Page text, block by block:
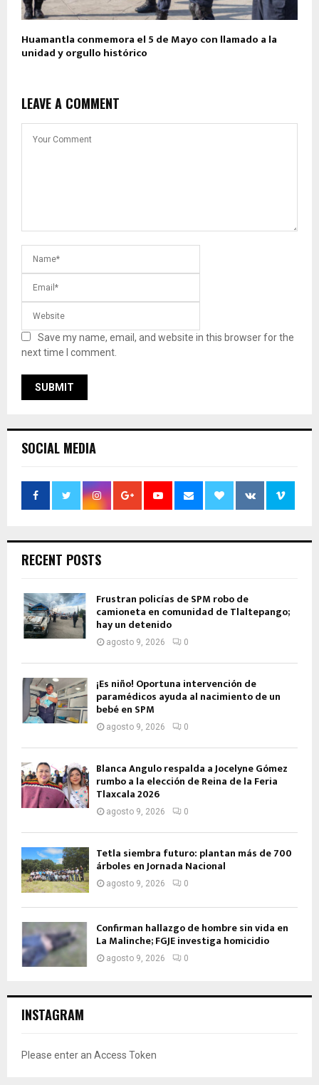
Huamantla conmemora el 5 de Mayo con llamado a la
unidad y orgullo histórico
LEAVE A COMMENT
Save my name, email, and website in this browser for the
next time I comment.
SOCIAL MEDIA
RECENT POSTS
Frustran policías de SPM robo de
camioneta en comunidad de Tlaltepango;
hay un detenido
agosto 9, 2026 0
¡Es niño! Oportuna intervención de
paramédicos ayuda al nacimiento de un
bebé en SPM
agosto 9, 2026 0
Blanca Angulo respalda a Jocelyne Gómez
rumbo a la elección de Reina de la Feria
Tlaxcala 2026
agosto 9, 2026 0
Tetla siembra futuro: plantan más de 700
árboles en Jornada Nacional
agosto 9, 2026 0
Confirman hallazgo de hombre sin vida en
La Malinche; FGJE investiga homicidio
agosto 9, 2026 0
INSTAGRAM
Please enter an Access Token